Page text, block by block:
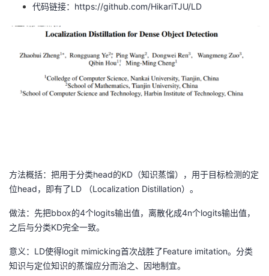
代码链接：https://github.com/HikariTJU/LD
方法概括：把用于分类head的KD（知识蒸馏），用于目标检测的定
位head，即有了LD （Localization Distillation）。
做法：先把bbox的4个logits输出值，离散化成4n个logits输出值，
之后与分类KD完全一致。
意义：LD使得logit mimicking首次战胜了Feature imitation。分类
知识与定位知识的蒸馏应分而治之、因地制宜。